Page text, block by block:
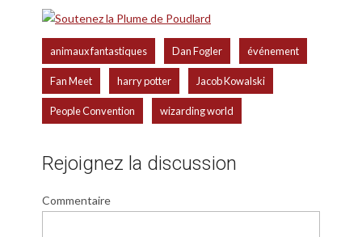
animaux fantastiques Dan Fogler événement
Fan Meet harry potter Jacob Kowalski
People Convention wizarding world
Rejoignez la discussion
Commentaire